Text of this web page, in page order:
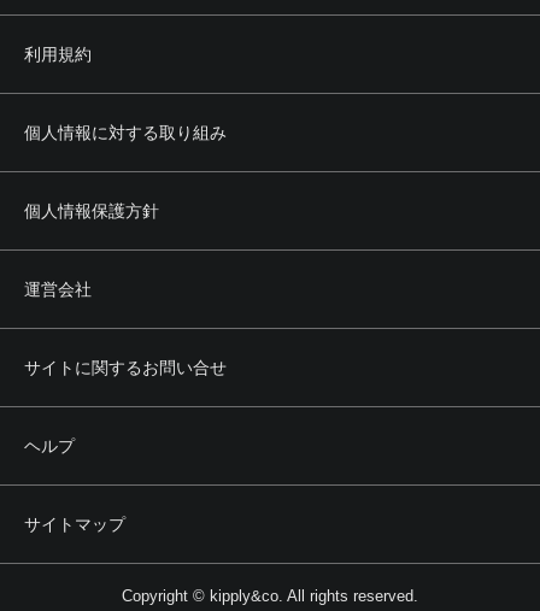
利用規約
個人情報に対する取り組み
個人情報保護方針
運営会社
サイトに関するお問い合せ
ヘルプ
サイトマップ
Copyright © kipply&co. All rights reserved.